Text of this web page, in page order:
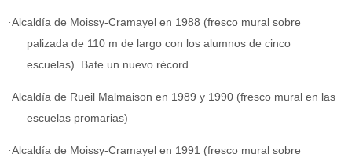
·Alcaldía de Moissy-Cramayel en 1988 (fresco mural sobre
palizada de 110 m de largo con los alumnos de cinco
escuelas). Bate un nuevo récord.
·Alcaldía de Rueil Malmaison en 1989 y 1990 (fresco mural en las
escuelas promarias)
·Alcaldía de Moissy-Cramayel en 1991 (fresco mural sobre